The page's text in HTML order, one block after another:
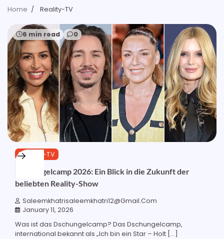
Home Reality-TV
6 min read 0
REALITY-TV
Dschungelcamp 2026: Ein Blick in die Zukunft der
beliebten Reality-Show
Saleemkhatrisaleemkhatri12@gmail.com
January 11, 2026
Was ist das Dschungelcamp? Das Dschungelcamp,
international bekannt als „Ich bin ein Star – Holt […]